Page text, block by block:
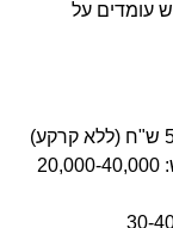
עומדים על
מחיר מכירה ממוצע למ"ר באזורי ביקוש: 20,000-40,000